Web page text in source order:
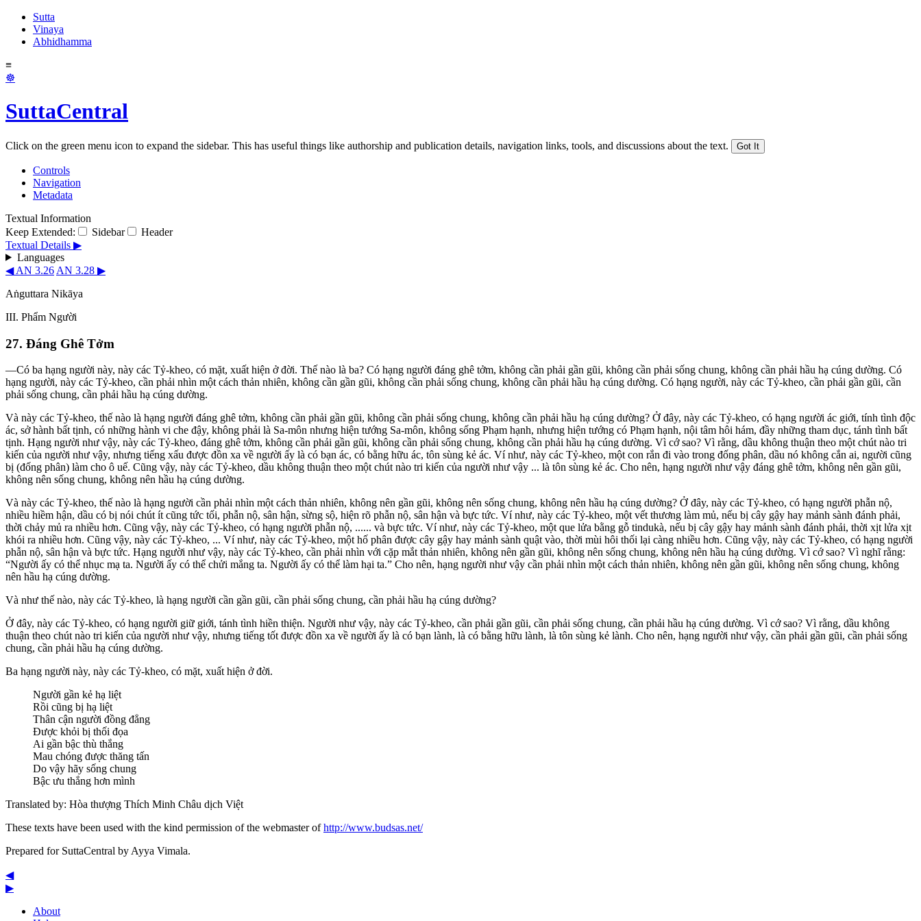
Sutta
Vinaya
Abhidhamma
≡
☸
SuttaCentral
Click on the green menu icon to expand the sidebar. This has useful things like authorship and publication details, navigation links, tools, and discussions about the text. Got It
Controls
Navigation
Metadata
Textual Information
Keep Extended:
Sidebar
Header
Textual Details ▶
Languages
◀ AN 3.26 AN 3.28 ▶
Aṅguttara Nikāya
III. Phẩm Người
27. Ðáng Ghê Tởm
—Có ba hạng người này, này các Tỷ-kheo, có mặt, xuất hiện ở đời. Thế nào là ba? Có hạng người đáng ghê tởm, không cần phải gần gũi, không cần phải sống chung, không cần phải hầu hạ cúng dường. Có
hạng người, này các Tỷ-kheo, cần phải nhìn một cách thản nhiên, không cần gần gũi, không cần phải sống chung, không cần phải hầu hạ cúng dường. Có hạng người, này các Tỷ-kheo, cần phải gần gũi, cần
phải sống chung, cần phải hầu hạ cúng dường.
Và này các Tỷ-kheo, thế nào là hạng người đáng ghê tởm, không cần phải gần gũi, không cần phải sống chung, không cần phải hầu hạ cúng dường? Ở đây, này các Tỷ-kheo, có hạng người ác giới, tính tình độc
ác, sở hành bất tịnh, có những hành vi che đậy, không phải là Sa-môn nhưng hiện tướng Sa-môn, không sống Phạm hạnh, nhưng hiện tướng có Phạm hạnh, nội tâm hôi hám, đầy những tham dục, tánh tình bất
tịnh. Hạng người như vậy, này các Tỷ-kheo, đáng ghê tởm, không cần phải gần gũi, không cần phải sống chung, không cần phải hầu hạ cúng dường. Vì cớ sao? Vì rằng, dầu không thuận theo một chút nào tri
kiến của người như vậy, nhưng tiếng xấu được đồn xa về người ấy là có bạn ác, có bằng hữu ác, tôn sùng kẻ ác. Ví như, này các Tỷ-kheo, một con rắn đi vào trong đống phân, dầu nó không cắn ai, người cũng
bị (đống phân) làm cho ô uế. Cũng vậy, này các Tỷ-kheo, dầu không thuận theo một chút nào tri kiến của người như vậy ... là tôn sùng kẻ ác. Cho nên, hạng người như vậy đáng ghê tởm, không nên gần gũi,
không nên sống chung, không nên hầu hạ cúng dường.
Và này các Tỷ-kheo, thế nào là hạng người cần phải nhìn một cách thản nhiên, không nên gần gũi, không nên sống chung, không nên hầu hạ cúng dường? Ở đây, này các Tỷ-kheo, có hạng người phẫn nộ,
nhiều hiềm hận, dầu có bị nói chút ít cũng tức tối, phẫn nộ, sân hận, sừng sộ, hiện rõ phẫn nộ, sân hận và bực tức. Ví như, này các Tỷ-kheo, một vết thương làm mủ, nếu bị cây gậy hay mảnh sành đánh phải,
thời chảy mủ ra nhiều hơn. Cũng vậy, này các Tỷ-kheo, có hạng người phẫn nộ, ...... và bực tức. Ví như, này các Tỷ-kheo, một que lửa bằng gỗ tindukà, nếu bị cây gậy hay mảnh sành đánh phải, thời xịt lửa xịt
khói ra nhiều hơn. Cũng vậy, này các Tỷ-kheo, ... Ví như, này các Tỷ-kheo, một hố phân được cây gậy hay mảnh sành quật vào, thời mùi hôi thối lại càng nhiều hơn. Cũng vậy, này các Tỷ-kheo, có hạng người
phẫn nộ, sân hận và bực tức. Hạng người như vậy, này các Tỷ-kheo, cần phải nhìn với cặp mắt thản nhiên, không nên gần gũi, không nên sống chung, không nên hầu hạ cúng dường. Vì cớ sao? Vì nghĩ rằng:
“Người ấy có thể nhục mạ ta. Người ấy có thể chửi mắng ta. Người ấy có thể làm hại ta.” Cho nên, hạng người như vậy cần phải nhìn một cách thản nhiên, không nên gần gũi, không nên sống chung, không
nên hầu hạ cúng dường.
Và như thế nào, này các Tỷ-kheo, là hạng người cần gần gũi, cần phải sống chung, cần phải hầu hạ cúng dường?
Ở đây, này các Tỷ-kheo, có hạng người giữ giới, tánh tình hiền thiện. Người như vậy, này các Tỷ-kheo, cần phải gần gũi, cần phải sống chung, cần phải hầu hạ cúng dường. Vì cớ sao? Vì rằng, dầu không
thuận theo chút nào tri kiến của người như vậy, nhưng tiếng tốt được đồn xa về người ấy là có bạn lành, là có bằng hữu lành, là tôn sùng kẻ lành. Cho nên, hạng người như vậy, cần phải gần gũi, cần phải sống
chung, cần phải hầu hạ cúng dường.
Ba hạng người này, này các Tỷ-kheo, có mặt, xuất hiện ở đời.
Người gần kẻ hạ liệt
Rồi cũng bị hạ liệt
Thân cận người đồng đẳng
Ðược khỏi bị thối đọa
Ai gần bậc thù thắng
Mau chóng được thăng tấn
Do vậy hãy sống chung
Bậc ưu thắng hơn mình
Translated by: Hòa thượng Thích Minh Châu dịch Việt
These texts have been used with the kind permission of the webmaster ofhttp://www.budsas.net/
Prepared for SuttaCentral by Ayya Vimala.
◀
▶
About